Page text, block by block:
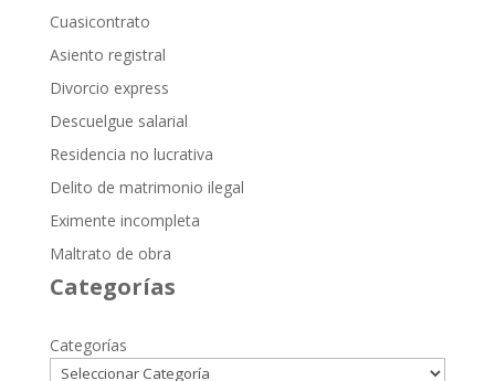
Cuasicontrato
Asiento registral
Divorcio express
Descuelgue salarial
Residencia no lucrativa
Delito de matrimonio ilegal
Eximente incompleta
Maltrato de obra
Categorías
Categorías